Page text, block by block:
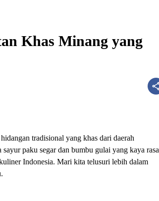
Khas Minang yang
tradisional yang khas dari daerah
paku segar dan bumbu gulai yang kaya rasa
Indonesia. Mari kita telusuri lebih dalam